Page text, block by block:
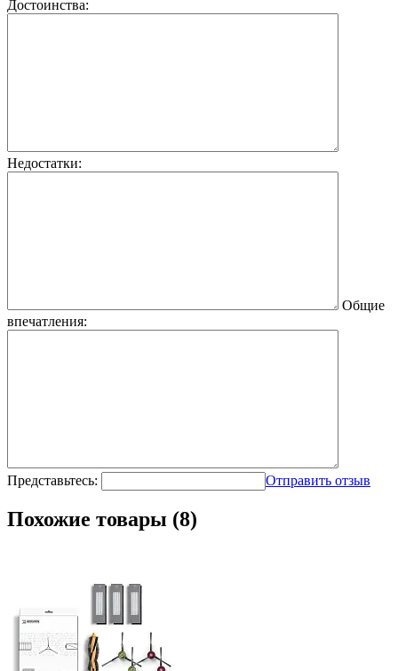
Достоинства:
Недостатки:
Общие
впечатления:
Представьтесь: Отправить отзыв
Похожие товары (8)